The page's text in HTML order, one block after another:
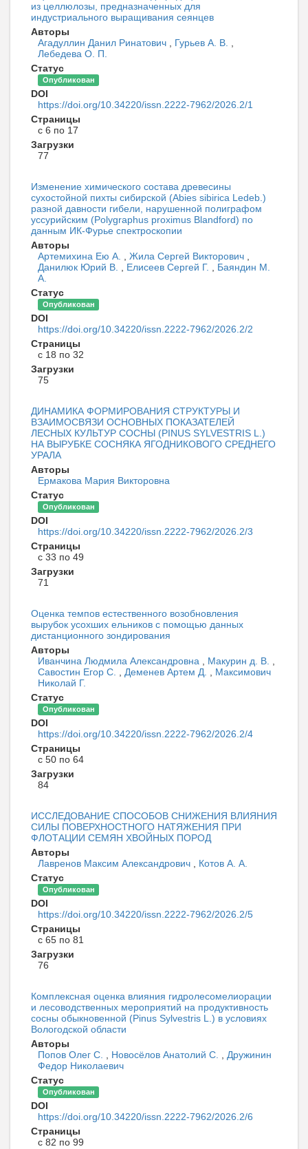
из целлюлозы, предназначенных для
индустриального выращивания сеянцев
Авторы
Агадуллин Данил Ринатович
Гурьев А. В.
Лебедева О. П.
Статус
Опубликован
DOI
https://doi.org/10.34220/issn.2222-7962/2026.2/1
Страницы
с 6 по 17
Загрузки
77
Изменение химического состава древесины
сухостойной пихты сибирской (Abies sibirica Ledeb.)
разной давности гибели, нарушенной полиграфом
уссурийским (Polygraphus proximus Blandford) по
данным ИК-Фурье спектроскопии
Авторы
Артемихина Ею А.
Жила Сергей Викторович
Данилюк Юрий В.
Елисеев Сергей Г.
Баяндин М.
А.
Статус
Опубликован
DOI
https://doi.org/10.34220/issn.2222-7962/2026.2/2
Страницы
с 18 по 32
Загрузки
75
ДИНАМИКА ФОРМИРОВАНИЯ СТРУКТУРЫ И
ВЗАИМОСВЯЗИ ОСНОВНЫХ ПОКАЗАТЕЛЕЙ
ЛЕСНЫХ КУЛЬТУР СОСНЫ (PINUS SYLVESTRIS L.)
НА ВЫРУБКЕ СОСНЯКА ЯГОДНИКОВОГО СРЕДНЕГО
УРАЛА
Авторы
Ермакова Мария Викторовна
Статус
Опубликован
DOI
https://doi.org/10.34220/issn.2222-7962/2026.2/3
Страницы
с 33 по 49
Загрузки
71
Оценка темпов естественного возобновления
вырубок усохших ельников с помощью данных
дистанционного зондирования
Авторы
Иванчина Людмила Александровна
Макурин д. В.
Савостин Егор С.
Деменев Артем Д.
Максимович
Николай Г.
Статус
Опубликован
DOI
https://doi.org/10.34220/issn.2222-7962/2026.2/4
Страницы
с 50 по 64
Загрузки
84
ИССЛЕДОВАНИЕ СПОСОБОВ СНИЖЕНИЯ ВЛИЯНИЯ
СИЛЫ ПОВЕРХНОСТНОГО НАТЯЖЕНИЯ ПРИ
ФЛОТАЦИИ СЕМЯН ХВОЙНЫХ ПОРОД
Авторы
Лавренов Максим Александрович
Котов А. А.
Статус
Опубликован
DOI
https://doi.org/10.34220/issn.2222-7962/2026.2/5
Страницы
с 65 по 81
Загрузки
76
Комплексная оценка влияния гидролесомелиорации
и лесоводственных мероприятий на продуктивность
сосны обыкновенной (Pinus Sylvestris L.) в условиях
Вологодской области
Авторы
Попов Олег С.
Новосёлов Анатолий С.
Дружинин
Федор Николаевич
Статус
Опубликован
DOI
https://doi.org/10.34220/issn.2222-7962/2026.2/6
Страницы
с 82 по 99